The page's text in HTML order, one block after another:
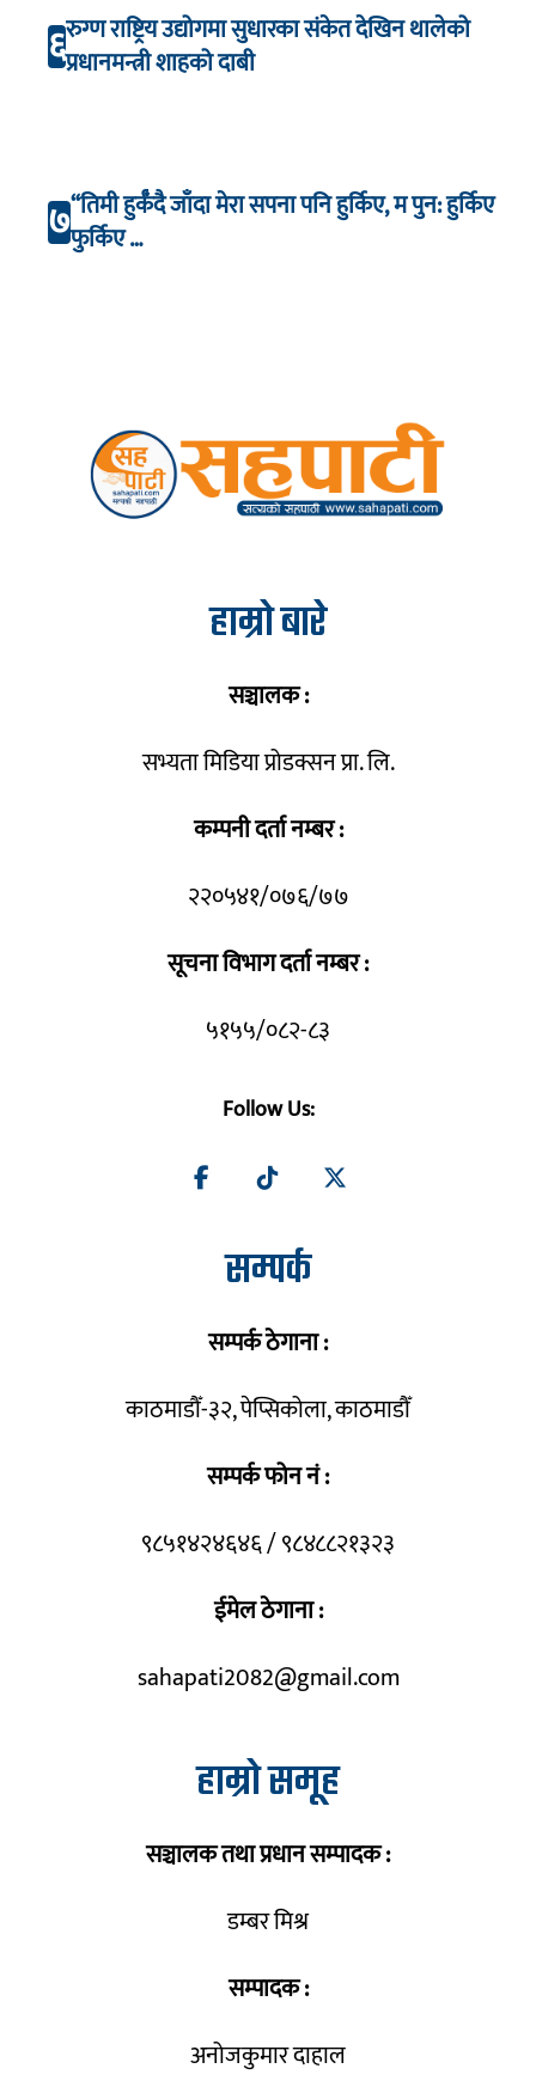
६रुग्ण राष्ट्रिय उद्योगमा सुधारका संकेत देखिन थालेको
प्रधानमन्त्री शाहको दाबी
७“तिमी हुर्कँदै जाँदा मेरा सपना पनि हुर्किए, म पुन: हुर्किए
फुर्किए …
हाम्रो बारे
सञ्चालक :
सभ्यता मिडिया प्रोडक्सन प्रा. लि.
कम्पनी दर्ता नम्बर :
२२०५४१/०७६/७७
सूचना विभाग दर्ता नम्बर :
५१५५/०८२-८३
Follow Us:
सम्पर्क
सम्पर्क ठेगाना :
काठमाडौँ-३२, पेप्सिकोला, काठमाडौँ
सम्पर्क फोन नं :
९८५१४२४६४६ / ९८४८८२१३२३
ईमेल ठेगाना :
sahapati2082@gmail.com
हाम्रो समूह
सञ्चालक तथा प्रधान सम्पादक :
डम्बर मिश्र
सम्पादक :
अनोजकुमार दाहाल